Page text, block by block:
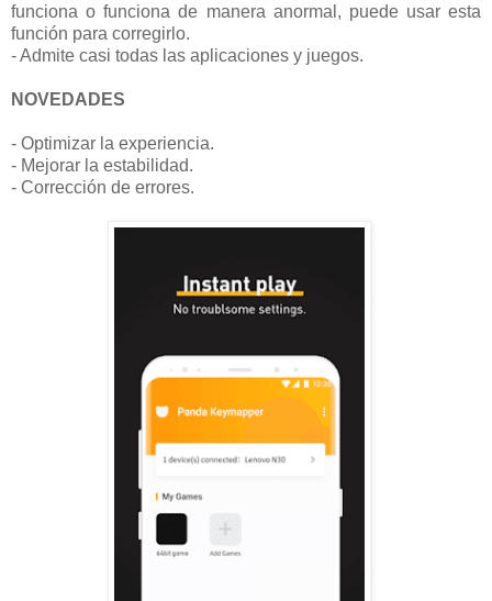
funciona o funciona de manera anormal, puede usar esta
función para corregirlo.
- Admite casi todas las aplicaciones y juegos.
NOVEDADES
- Optimizar la experiencia.
- Mejorar la estabilidad.
- Corrección de errores.